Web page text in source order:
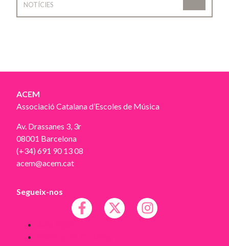
NOTÍCIES
ACEM
Associació Catalana d’Escoles de Música
Av. Drassanes 3, 3r
08001 Barcelona
(+34) 691 90 13 08
acem@acem.cat
Segueix-nos